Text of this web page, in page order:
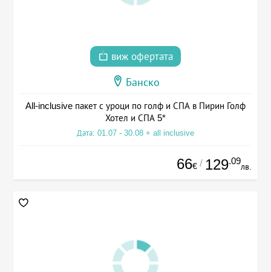
виж офертата
Банско
All-inclusive пакет с уроци по голф и СПА в Пирин Голф
Хотел и СПА 5*
Дата: 01.07 - 30.08 + all inclusive
66€ / 129.09
лв.